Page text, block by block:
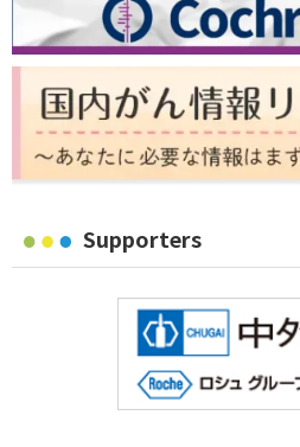
Supporters